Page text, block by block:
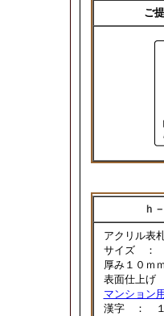
ご提
ｈ
アクリル表
サイズ ：
厚み１０ｍ
表面仕上げ
マンション
漢字 ： １